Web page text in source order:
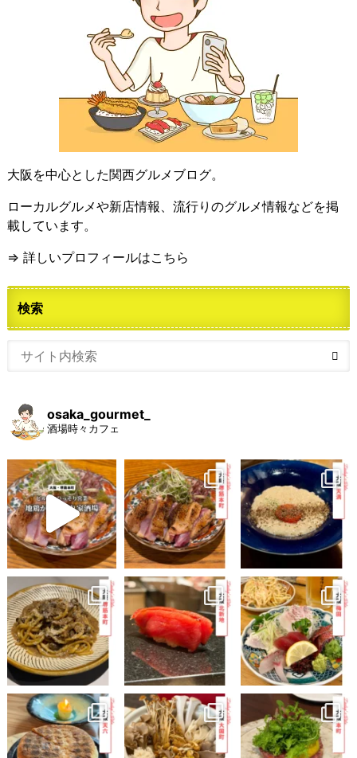
大阪を中心とした関西グルメブログ。
ローカルグルメや新店情報、流行りのグルメ情報などを掲
載しています。
⇒ 詳しいプロフィールはこちら
検索
osaka_gourmet_
酒場時々カフェ